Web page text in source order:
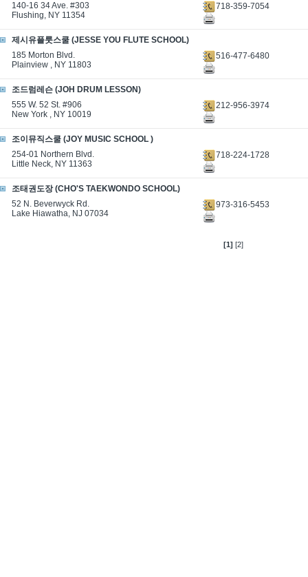
140-16 34 Ave. #303
Flushing, NY 11354
718-359-7054
제시유플룻스쿨 (JESSE YOU FLUTE SCHOOL)
185 Morton Blvd.
Plainview , NY 11803
516-477-6480
조드럼레슨 (JOH DRUM LESSON)
555 W. 52 St. #906
New York , NY 10019
212-956-3974
조이뮤직스쿨 (JOY MUSIC SCHOOL )
254-01 Northern Blvd.
Little Neck, NY 11363
718-224-1728
조태권도장 (CHO'S TAEKWONDO SCHOOL)
52 N. Beverwyck Rd.
Lake Hiawatha, NJ 07034
973-316-5453
[1] [2]